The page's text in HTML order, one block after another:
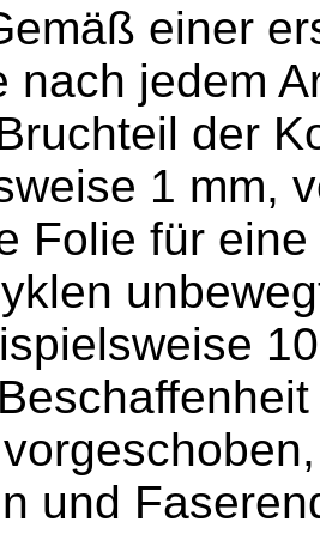
einer
nach jedem
der
1 mm,
Folie für
und